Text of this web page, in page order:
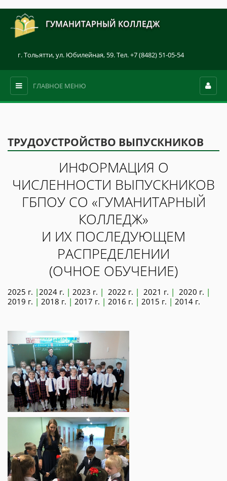
ГУМАНИТАРНЫЙ КОЛЛЕДЖ
г. Тольятти, ул. Юбилейная, 59. Тел. +7 (8482) 51-05-54
ГЛАВНОЕ МЕНЮ
ТРУДОУСТРОЙСТВО ВЫПУСКНИКОВ
ИНФОРМАЦИЯ О
ЧИСЛЕННОСТИ ВЫПУСКНИКОВ
ГБПОУ СО «ГУМАНИТАРНЫЙ
КОЛЛЕДЖ»
И ИХ ПОСЛЕДУЮЩЕМ
РАСПРЕДЕЛЕНИИ
(ОЧНОЕ ОБУЧЕНИЕ)
2025 г. | 2024 г. | 2023 г. | 2022 г. | 2021 г. | 2020 г. |
2019 г. | 2018 г. | 2017 г. | 2016 г. | 2015 г. | 2014 г.